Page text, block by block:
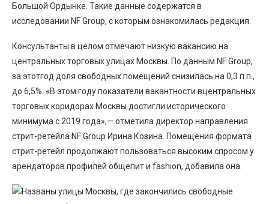
Большой Ордынке. Такие данные содержатся в
исследовании NF Group, с которым ознакомилась редакция.
Консультанты в целом отмечают низкую вакансию на
центральных торговых улицах Москвы. По данным NF Group,
за этотгод доля свободных помещений снизилась на 0,3 п.п.,
до 6,5%. «В этом году показатели вакантности вцентральных
торговых коридорах Москвы достигли исторического
минимума с 2019 года»,— отметила директор направления
стрит-ретейла NF Group Ирина Козина. Помещения формата
стрит-ретейл продолжают пользоваться высоким спросом у
арендаторов профилей общепит и fashion, добавила она.